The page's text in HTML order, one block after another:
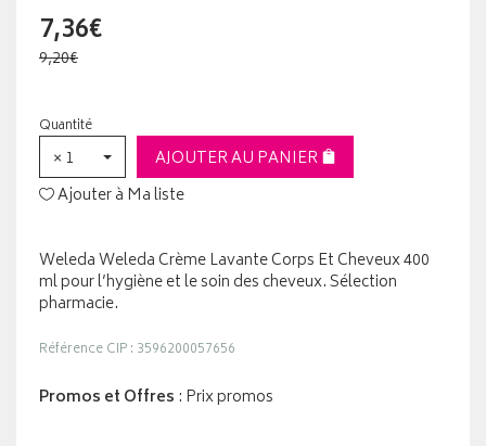
7,36€
9,20€
Quantité
× 1
AJOUTER AU PANIER
Ajouter à Ma liste
Weleda Weleda Crème Lavante Corps Et Cheveux 400
ml pour l’hygiène et le soin des cheveux. Sélection
pharmacie.
Référence CIP : 3596200057656
Promos et Offres : Prix promos